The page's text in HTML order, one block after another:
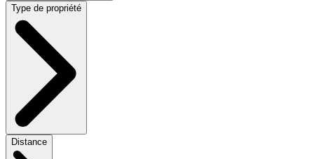
Type de propriété
Distance